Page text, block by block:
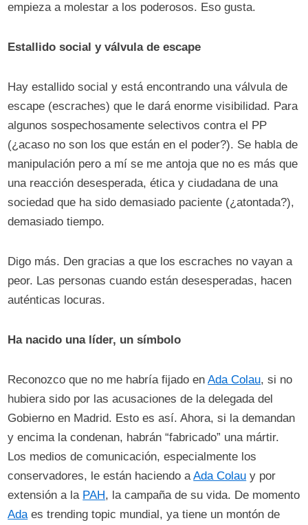
empieza a molestar a los poderosos. Eso gusta.
Estallido social y válvula de escape
Hay estallido social y está encontrando una válvula de
escape (escraches) que le dará enorme visibilidad. Para
algunos sospechosamente selectivos contra el PP
(¿acaso no son los que están en el poder?). Se habla de
manipulación pero a mí se me antoja que no es más que
una reacción desesperada, ética y ciudadana de una
sociedad que ha sido demasiado paciente (¿atontada?),
demasiado tiempo.
Digo más. Den gracias a que los escraches no vayan a
peor. Las personas cuando están desesperadas, hacen
auténticas locuras.
Ha nacido una líder, un símbolo
Reconozco que no me habría fijado enAda Colau, si no
hubiera sido por las acusaciones de la delegada del
Gobierno en Madrid. Esto es así. Ahora, si la demandan
y encima la condenan, habrán “fabricado” una mártir.
Los medios de comunicación, especialmente los
conservadores, le están haciendo aAda Colau y por
extensión a la PAH, la campaña de su vida. De momento
Adaes trending topic mundial, ya tiene un montón de